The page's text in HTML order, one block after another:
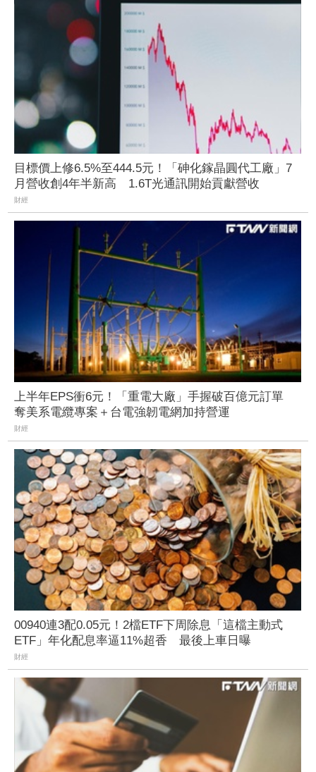
目標價上修6.5%至444.5元！「砷化鎵晶圓代工廠」7
月營收創4年半新高 1.6T光通訊開始貢獻營收
財經
上半年EPS衝6元！「重電大廠」手握破百億元訂單
奪美系電纜專案＋台電強韌電網加持營運
財經
00940連3配0.05元！2檔ETF下周除息「這檔主動式
ETF」年化配息率逼11%超香 最後上車日曝
財經